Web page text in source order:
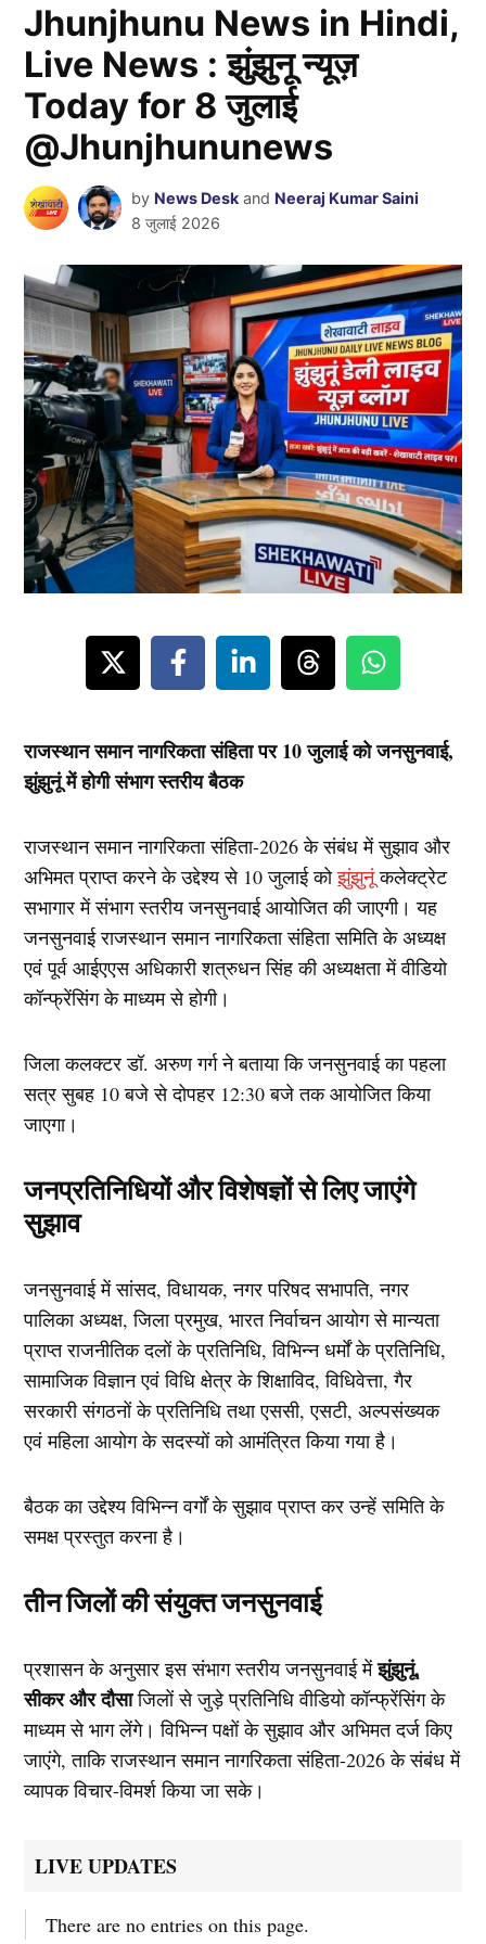
Jhunjhunu News in Hindi,
Live News : झुंझुनू न्यूज़
Today for 8 जुलाई
@Jhunjhununews
by News Desk and Neeraj Kumar Saini
8 जुलाई 2026
राजस्थान समान नागरिकता संहिता पर 10 जुलाई को जनसुनवाई,
झुंझुनूं में होगी संभाग स्तरीय बैठक
राजस्थान समान नागरिकता संहिता-2026 के संबंध में सुझाव और
अभिमत प्राप्त करने के उद्देश्य से 10 जुलाई कोझुंझुनूंकलेक्ट्रेट
सभागार में संभाग स्तरीय जनसुनवाई आयोजित की जाएगी। यह
जनसुनवाई राजस्थान समान नागरिकता संहिता समिति के अध्यक्ष
एवं पूर्व आईएएस अधिकारी शत्रुधन सिंह की अध्यक्षता में वीडियो
कॉन्फ्रेंसिंग के माध्यम से होगी।
जिला कलक्टर डॉ. अरुण गर्ग ने बताया कि जनसुनवाई का पहला
सत्र सुबह 10 बजे से दोपहर 12:30 बजे तक आयोजित किया
जाएगा।
जनप्रतिनिधियों और विशेषज्ञों से लिए जाएंगे
सुझाव
जनसुनवाई में सांसद, विधायक, नगर परिषद सभापति, नगर
पालिका अध्यक्ष, जिला प्रमुख, भारत निर्वाचन आयोग से मान्यता
प्राप्त राजनीतिक दलों के प्रतिनिधि, विभिन्न धर्मों के प्रतिनिधि,
सामाजिक विज्ञान एवं विधि क्षेत्र के शिक्षाविद, विधिवेत्ता, गैर
सरकारी संगठनों के प्रतिनिधि तथा एससी, एसटी, अल्पसंख्यक
एवं महिला आयोग के सदस्यों को आमंत्रित किया गया है।
बैठक का उद्देश्य विभिन्न वर्गों के सुझाव प्राप्त कर उन्हें समिति के
समक्ष प्रस्तुत करना है।
तीन जिलों की संयुक्त जनसुनवाई
प्रशासन के अनुसार इस संभाग स्तरीय जनसुनवाई मेंझुंझुनूं,
सीकर और दौसाजिलों से जुड़े प्रतिनिधि वीडियो कॉन्फ्रेंसिंग के
माध्यम से भाग लेंगे। विभिन्न पक्षों के सुझाव और अभिमत दर्ज किए
जाएंगे, ताकि राजस्थान समान नागरिकता संहिता-2026 के संबंध में
व्यापक विचार-विमर्श किया जा सके।
LIVE UPDATES
There are no entries on this page.